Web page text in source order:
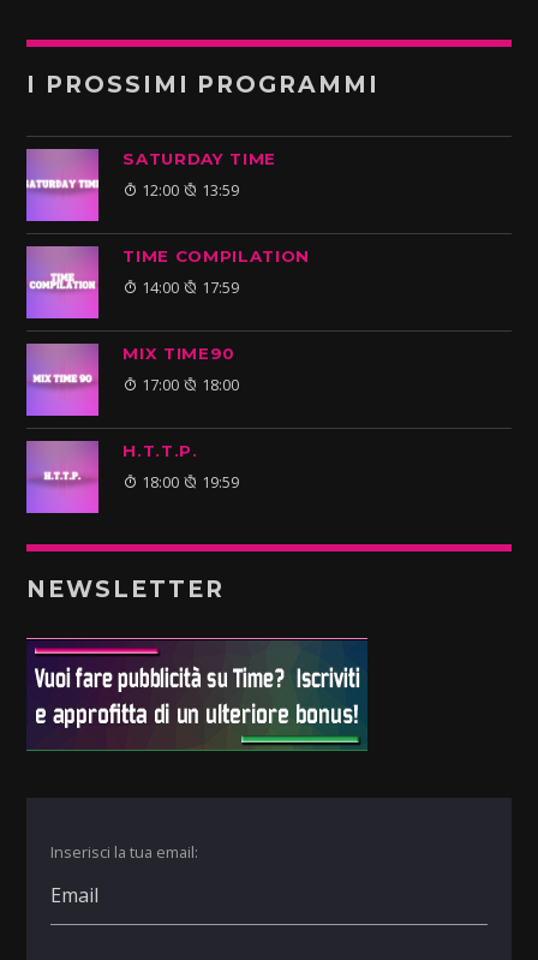
I PROSSIMI PROGRAMMI
SATURDAY TIME
12:00 13:59
TIME COMPILATION
14:00 17:59
MIX TIME90
17:00 18:00
H.T.T.P.
18:00 19:59
NEWSLETTER
Inserisci la tua email: